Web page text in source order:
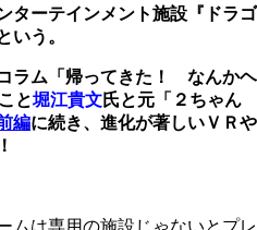
ターテインメント施設『ドラゴ
いう。
ラム「帰ってきた！ なんかヘ
と堀江貴文氏と元「２ちゃん
編に続き、進化が著しいＶＲや
ムは専用の施設じゃないとプレ